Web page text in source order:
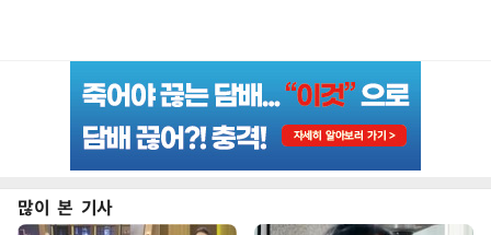
많이 본 기사